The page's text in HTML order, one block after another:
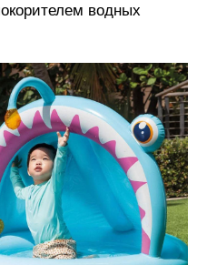
водных